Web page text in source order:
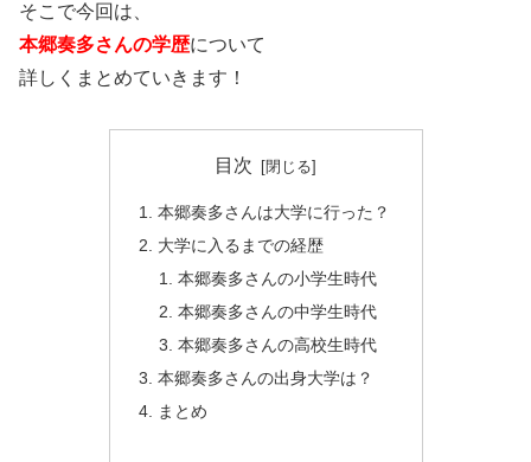
そこで今回は、
本郷奏多さんの学歴について
詳しくまとめていきます！
目次
本郷奏多さんは大学に行った？
大学に入るまでの経歴
本郷奏多さんの小学生時代
本郷奏多さんの中学生時代
本郷奏多さんの高校生時代
本郷奏多さんの出身大学は？
まとめ